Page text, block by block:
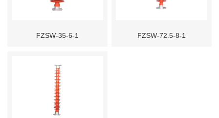
FZSW-35-6-1 FZSW-72.5-8-1